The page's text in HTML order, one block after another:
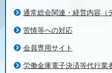
通常総会関連・経営内容（
苦情等への対応
会員専用サイト
労働金庫電子決済等代行業